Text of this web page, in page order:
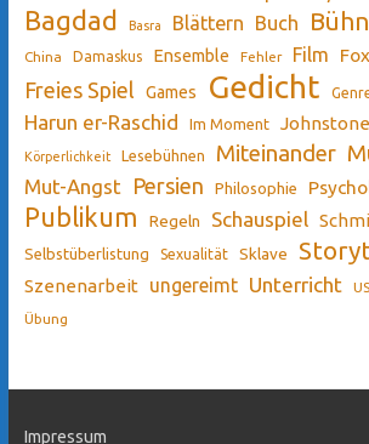
Bagdad Basra Blättern Buch
China Damaskus Ensemble Fehler Film
Freies Spiel Games Gedicht
Harun er-Raschid Im Moment Johnstone
Körperlichkeit Lesebühnen Miteinander
Mut-Angst Persien Philosophie
Publikum Regeln Schauspiel
Selbstüberlistung Sexualität Sklave
Szenenarbeit ungereimt Unterricht
Übung
Impressum